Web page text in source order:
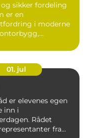
sikker fordeling
er en
i moderne
01. jul
er elevenes egen
inn i
Rådet
fra